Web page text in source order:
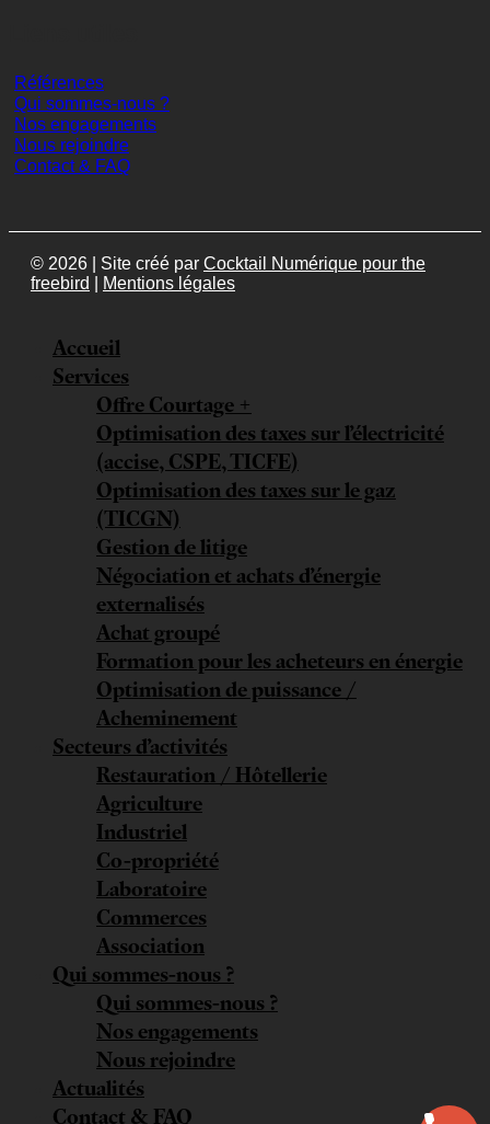
Références
Qui sommes-nous ?
Nos engagements
Nous rejoindre
Contact & FAQ
© 2026 | Site créé par Cocktail Numérique pour the
freebird
Mentions légales
Accueil
Services
Offre Courtage +
Optimisation des taxes sur l’électricité
(accise, CSPE, TICFE)
Optimisation des taxes sur le gaz
(TICGN)
Gestion de litige
Négociation et achats d’énergie
externalisés
Achat groupé
Formation pour les acheteurs en énergie
Optimisation de puissance /
Acheminement
Secteurs d’activités
Restauration / Hôtellerie
Agriculture
Industriel
Co-propriété
Laboratoire
Commerces
Association
Qui sommes-nous ?
Qui sommes-nous ?
Nos engagements
Nous rejoindre
Actualités
Contact & FAQ